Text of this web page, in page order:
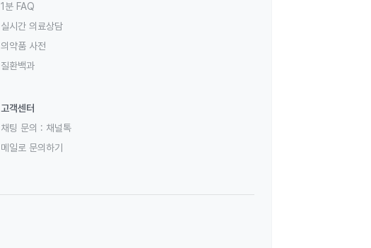
1분 FAQ
실시간 의료상담
의약품 사전
질환백과
고객센터
채팅 문의 : 채널톡
메일로 문의하기